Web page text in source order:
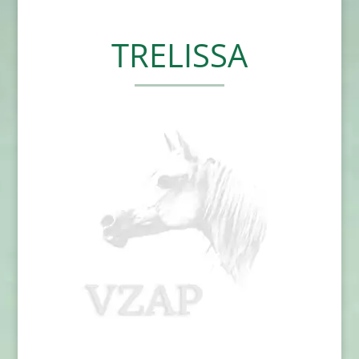
TRELISSA